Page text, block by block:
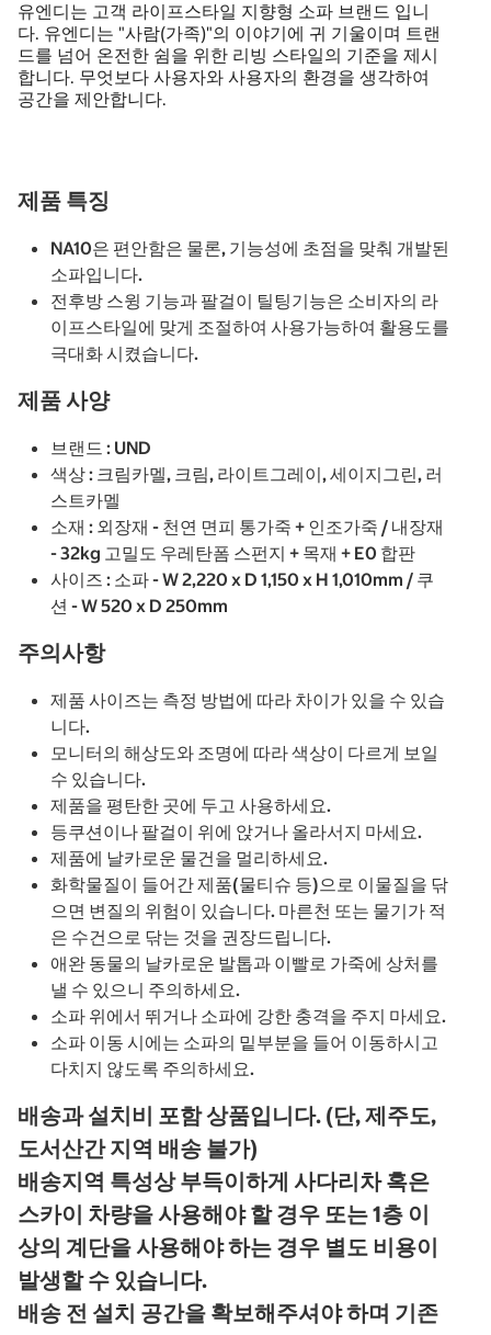
유엔디는 고객 라이프스타일 지향형 소파 브랜드 입니
다. 유엔디는 "사람(가족)"의 이야기에 귀 기울이며 트랜
드를 넘어 온전한 쉼을 위한 리빙 스타일의 기준을 제시
합니다. 무엇보다 사용자와 사용자의 환경을 생각하여
공간을 제안합니다.
제품 특징
NA10은 편안함은 물론, 기능성에 초점을 맞춰 개발된
소파입니다.
전후방 스윙 기능과 팔걸이 틸팅기능은 소비자의 라
이프스타일에 맞게 조절하여 사용가능하여 활용도를
극대화 시켰습니다.
제품 사양
브랜드 : UND
색상 : 크림카멜, 크림, 라이트그레이, 세이지그린, 러
스트카멜
소재 : 외장재 - 천연 면피 통가죽 + 인조가죽 / 내장재
- 32kg 고밀도 우레탄폼 스펀지 + 목재 + E0 합판
사이즈 : 소파 - W 2,220 x D 1,150 x H 1,010mm / 쿠
션 - W 520 x D 250mm
주의사항
제품 사이즈는 측정 방법에 따라 차이가 있을 수 있습
니다.
모니터의 해상도와 조명에 따라 색상이 다르게 보일
수 있습니다.
제품을 평탄한 곳에 두고 사용하세요.
등쿠션이나 팔걸이 위에 앉거나 올라서지 마세요.
제품에 날카로운 물건을 멀리하세요.
화학물질이 들어간 제품(물티슈 등)으로 이물질을 닦
으면 변질의 위험이 있습니다. 마른천 또는 물기가 적
은 수건으로 닦는 것을 권장드립니다.
애완 동물의 날카로운 발톱과 이빨로 가죽에 상처를
낼 수 있으니 주의하세요.
소파 위에서 뛰거나 소파에 강한 충격을 주지 마세요.
소파 이동 시에는 소파의 밑부분을 들어 이동하시고
다치지 않도록 주의하세요.
배송과 설치비 포함 상품입니다. (단, 제주도,
도서산간 지역 배송 불가)
배송지역 특성상 부득이하게 사다리차 혹은
스카이 차량을 사용해야 할 경우 또는 1층 이
상의 계단을 사용해야 하는 경우 별도 비용이
발생할 수 있습니다.
배송 전 설치 공간을 확보해주셔야 하며 기존